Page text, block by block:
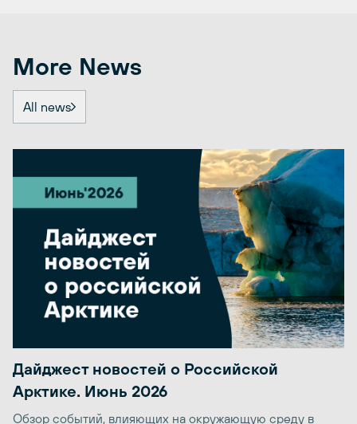
More News
All news
Дайджест новостей о Российской
Арктике. Июнь 2026
Обзор событий, влияющих на окружающую среду в